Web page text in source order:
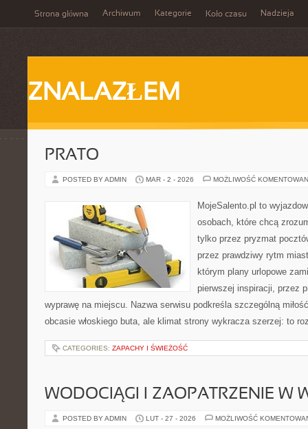
Strona główna Archiwum Kategorie Koło czasu Nadzieja
ZNALAZŁEM
PRATO
POSTED BY ADMIN MAR - 2 - 2026 MOŻLIWOŚĆ
MojeSalento.pl to
osobach, które chcą
tylko przez pryzmat
przez prawdziwy rytm
którym plany urlopowe
pierwszej inspiracji, przez
wyprawę na miejscu. Nazwa serwisu podkreśla szczególną
obcasie włoskiego buta, ale klimat strony wykracza szerzej: to
CATEGORIES: ZAPACHY I ŚWIEŻOŚĆ
WODOCIĄGI I ZAOPATRZENIE W
POSTED BY ADMIN LUT - 27 - 2026 MOŻLIWOŚĆ